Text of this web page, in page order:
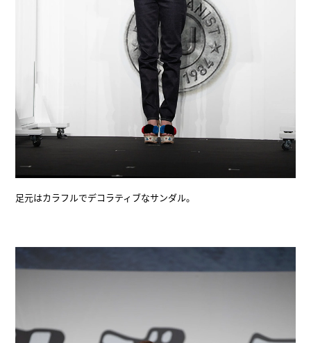
足元はカラフルでデコラティブなサンダル。